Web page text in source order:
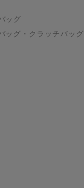
ッグ
ッグ・クラッチバッグ